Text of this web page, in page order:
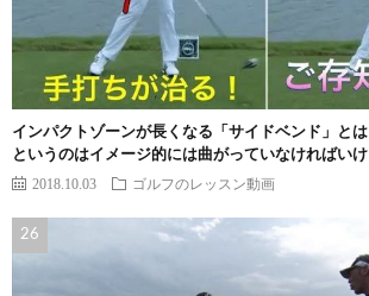
インパクトゾーンが長くなる「サイドベンド」と
というのはイメージ的には曲がっていなければいけ
2018.10.03 ゴルフのレッスン動画